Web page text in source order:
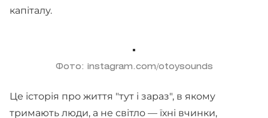
капіталу.
Фото: instagram.com/otoysounds
Це історія про життя "тут і зараз", в якому
тримають люди, а не світло — їхні вчинки,